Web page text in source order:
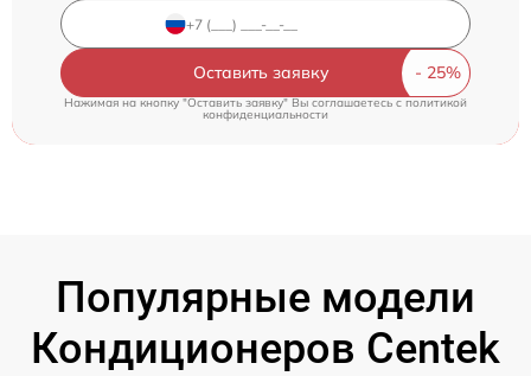
Оставить заявку
Нажимая на кнопку "Оставить заявку" Вы соглашаетесь c политикой
конфиденциальности
Популярные модели
Кондиционеров Centek